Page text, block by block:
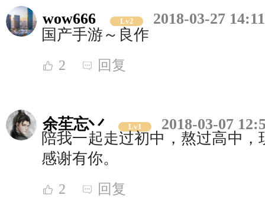
wow666 Lv2
2018-03-27
国产手游～良作
2 回复
余苼忘丷 Lv1
2018-03-07
陪我一起走过初中，熬过高中
感谢有你。
2 回复